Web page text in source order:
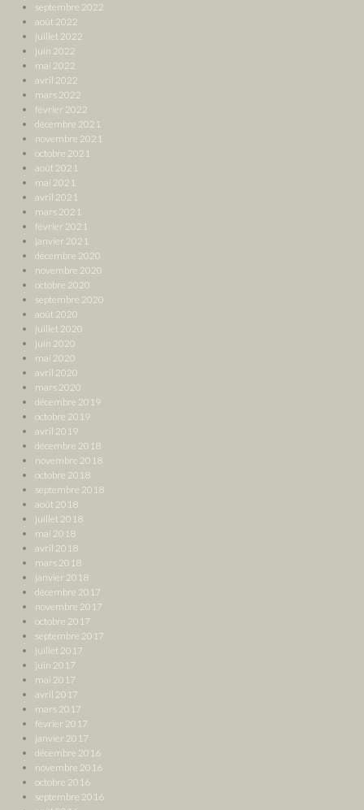
septembre 2022
août 2022
juillet 2022
juin 2022
mai 2022
avril 2022
mars 2022
février 2022
décembre 2021
novembre 2021
octobre 2021
août 2021
mai 2021
avril 2021
mars 2021
février 2021
janvier 2021
décembre 2020
novembre 2020
octobre 2020
septembre 2020
août 2020
juillet 2020
juin 2020
mai 2020
avril 2020
mars 2020
décembre 2019
octobre 2019
avril 2019
décembre 2018
novembre 2018
octobre 2018
septembre 2018
août 2018
juillet 2018
mai 2018
avril 2018
mars 2018
janvier 2018
décembre 2017
novembre 2017
octobre 2017
septembre 2017
juillet 2017
juin 2017
mai 2017
avril 2017
mars 2017
février 2017
janvier 2017
décembre 2016
novembre 2016
octobre 2016
septembre 2016